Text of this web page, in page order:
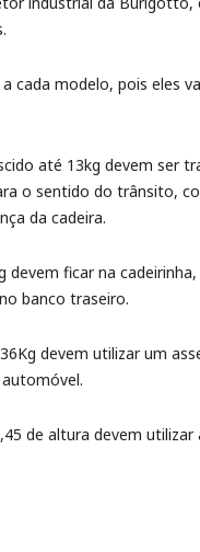
cada modelo, pois eles
até 13kg devem ser
o sentido do trânsito,
da cadeira.
devem ficar na
banco traseiro.
devem utilizar um
de altura devem